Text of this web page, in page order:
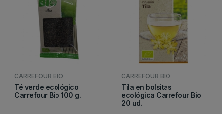
CARREFOUR BIO
Té verde ecológico
Carrefour Bio 100 g.
CARREFOUR BIO
Tila en bolsitas
ecológica Carrefour Bio
20 ud.